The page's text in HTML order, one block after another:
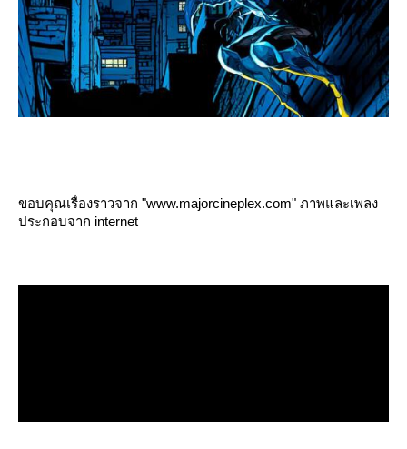
ขอบคุณเรื่องราวจาก "www.majorcineplex.com" ภาพและเพลง
ประกอบจาก internet